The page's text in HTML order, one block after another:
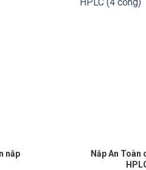
nắp
Nắp An Toàn